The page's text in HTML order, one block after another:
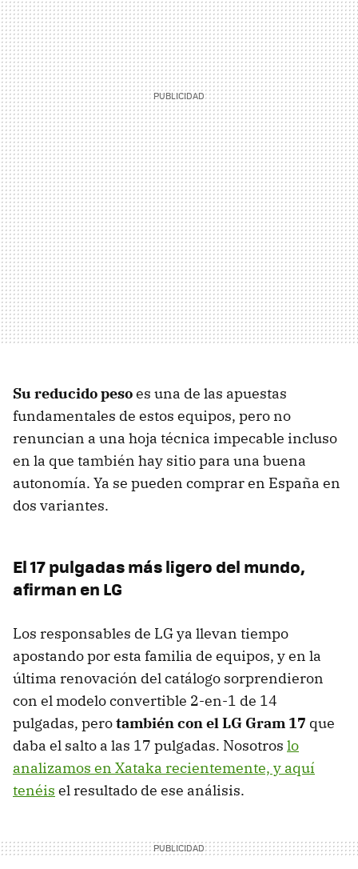
Su reducido pesoes una de las apuestas
fundamentales de estos equipos, pero no
renuncian a una hoja técnica impecable incluso
en la que también hay sitio para una buena
autonomía. Ya se pueden comprar en España en
dos variantes.
El 17 pulgadas más ligero del mundo,
afirman en LG
Los responsables de LG ya llevan tiempo
apostando por esta familia de equipos, y en la
última renovación del catálogo sorprendieron
con el modelo convertible 2-en-1 de 14
pulgadas, perotambién con el LG Gram 17 que
daba el salto a las 17 pulgadas. Nosotros lo
analizamos en Xataka recientemente, y aquí
tenéis el resultado de ese análisis.